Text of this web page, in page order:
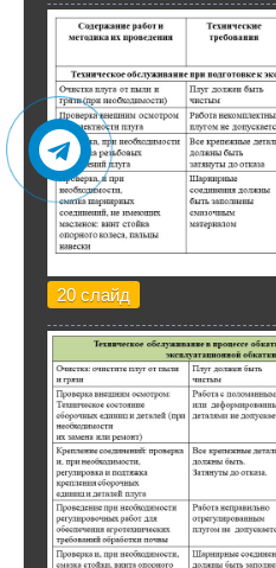
20 слайд